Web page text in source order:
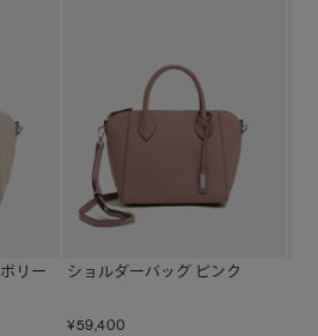
リー ショルダーバッグ ピンク
¥59,400